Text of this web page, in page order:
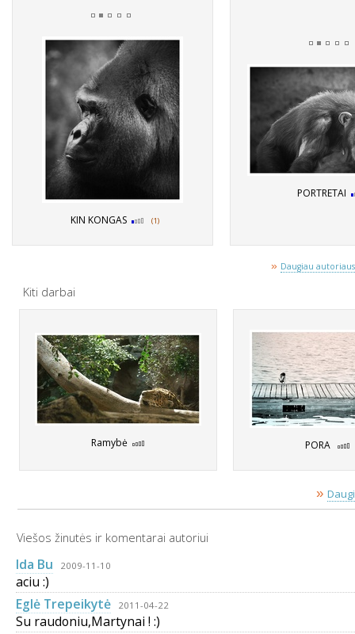
KIN KONGAS (1)
PORTRETAI
» Daugiau
Kiti darbai
Ramybė PORA
»
Viešos žinutės ir komentarai autoriui
Ida Bu 2009-11-10
aciu :)
Eglė Trepeikytė
2011-04-22
Su raudoniu,Martynai ! :)